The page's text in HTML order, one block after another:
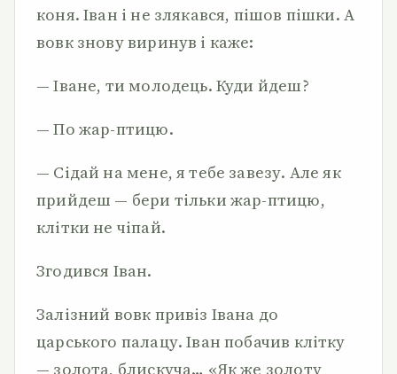
коня. Іван і не злякався, пішов пішки. А
вовк знову виринув і каже:
— Іване, ти молодець. Куди йдеш?
— По жар-птицю.
— Сідай на мене, я тебе завезу. Але як
прийдеш — бери тільки жар-птицю,
клітки не чіпай.
Згодився Іван.
Залізний вовк привіз Івана до
царського палацу. Іван побачив клітку
— золота, блискуча… «Як же золоту